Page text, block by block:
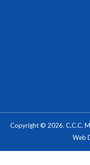
Copyright © 2026. C.C.C.
Web